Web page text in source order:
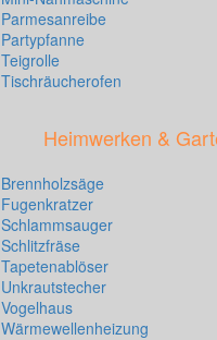
Parmesanreibe
Partypfanne
Teigrolle
Tischräucherofen
Heimwerken &
Brennholzsäge
Fugenkratzer
Schlammsauger
Schlitzfräse
Tapetenablöser
Unkrautstecher
Vogelhaus
Wärmewellenheizung